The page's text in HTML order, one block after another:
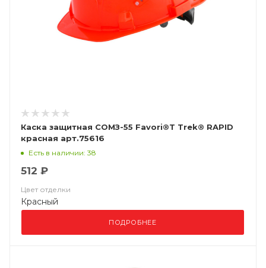
Каска защитная СОМЗ-55 Favori®Т Trek® RAPID
красная арт.75616
Есть в наличии: 38
512 ₽
Цвет отделки
Красный
ПОДРОБНЕЕ